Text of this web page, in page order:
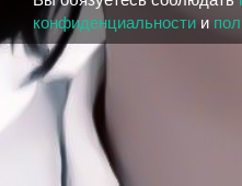
конфиденциальности и